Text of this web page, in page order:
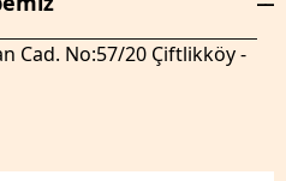
Cad. No:57/20 Çiftlikköy -